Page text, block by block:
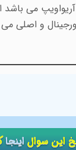
می باشد
و اصلی می
این سوالاینجا